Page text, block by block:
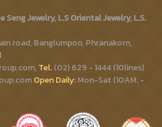
Seng Jewelry, L.S Oriental Jewelry, L.S.
road, Banglumpoo, Phranakorn,
Tel.(02) 629 - 1444 (10lines)
Open Daily:Mon-Sat (10AM. -